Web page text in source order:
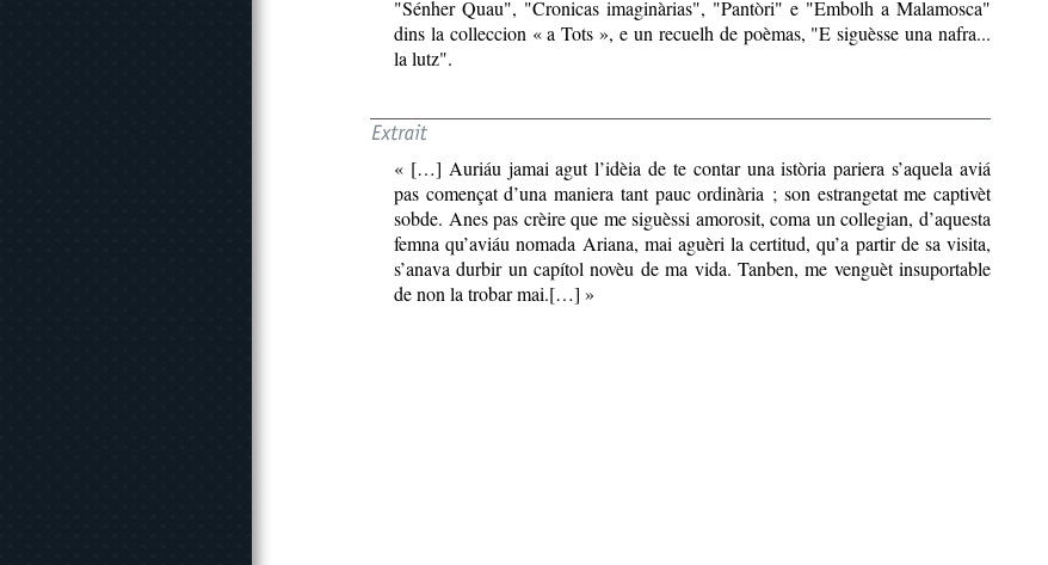
"Sénher Quau", "Cronicas imaginàrias", "Pantòri" e "Embolh a Malamosca"
dins la colleccion « a Tots », e un recuelh de poèmas, "E siguèsse una nafra...
la lutz".
« […] Auriáu jamai agut l’idèia de te contar una istòria pariera s’aquela aviá
pas començat d’una maniera tant pauc ordinària ; son estrangetat me captivèt
sobde. Anes pas crèire que me siguèssi amorosit, coma un collegian, d’aquesta
femna qu’aviáu nomada Ariana, mai aguèri la certitud, qu’a partir de sa visita,
s’anava durbir un capítol novèu de ma vida. Tanben, me venguèt insuportable
de non la trobar mai.[…] »